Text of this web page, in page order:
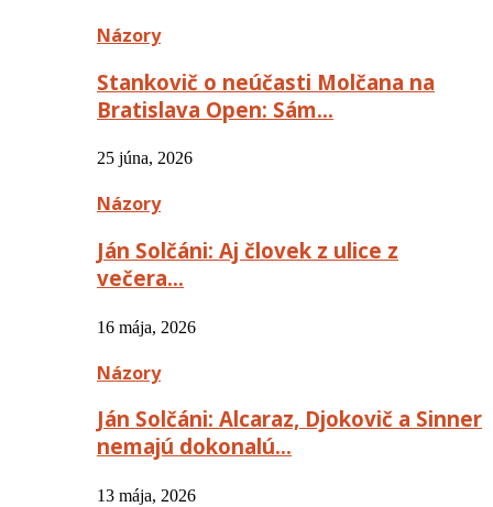
Názory
Stankovič o neúčasti Molčana na
Bratislava Open: Sám…
25 júna, 2026
Názory
Ján Solčáni: Aj človek z ulice z
večera…
16 mája, 2026
Názory
Ján Solčáni: Alcaraz, Djokovič a Sinner
nemajú dokonalú…
13 mája, 2026